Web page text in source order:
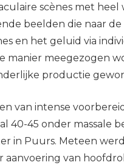
scènes met
beelden die naar
en het geluid via
manier meegezogen
productie
van intense
40-45 onder massale
in Puurs. Meteen
aanvoering van